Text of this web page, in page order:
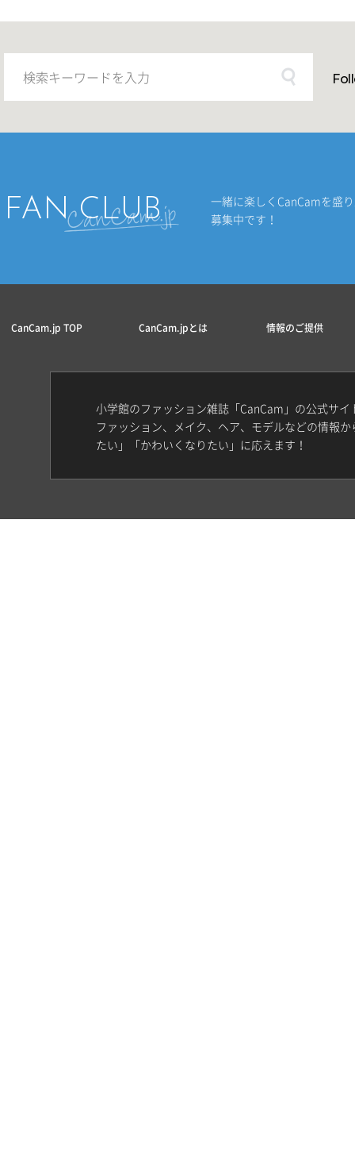
FAN CLUB
一緒に楽しくCanCamを盛
募集中です！
CanCam.jp TOP CanCam.jpとは 情報のご提供
小学館のファッション雑誌「CanCam」の公式サ
ファッション、メイク、ヘア、モデルなどの情報
たい」「かわいくなりたい」に応えます！